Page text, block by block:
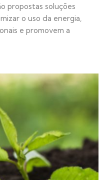
propostas soluções
o uso da energia,
e promovem a